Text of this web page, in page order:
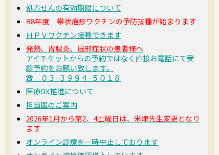
処方せんの有効期限について
R8年度 帯状疱疹ワクチンの予防接種が始まります
ＨＰＶワクチン接種できます
発熱、胃腸炎、風邪症状の患者様へ
アイチケットからの予約ではなく直接お電話にて受
診予約をお願い致します。
☎ ０３ｰ３９９４ｰ５０１８
医療DX推進について
担当医のご案内
2026年1月から第2、4土曜日は、米津先生変更となり
ます
オンライン診療を一時中止しております